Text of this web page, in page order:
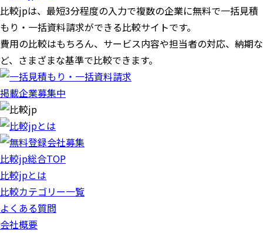
比較jpは、 最短3分程度の入力で複数の企業に無料で一括見積
もり・一括資料請求ができる比較サイトです。
費用の比較はもちろん、サービス内容や担当者の対応、納期な
ど、さまざまな基準で比較できます。
掲載企業募集中
比較jp総合TOP
比較jpとは
比較カテゴリー一覧
よくある質問
会社概要